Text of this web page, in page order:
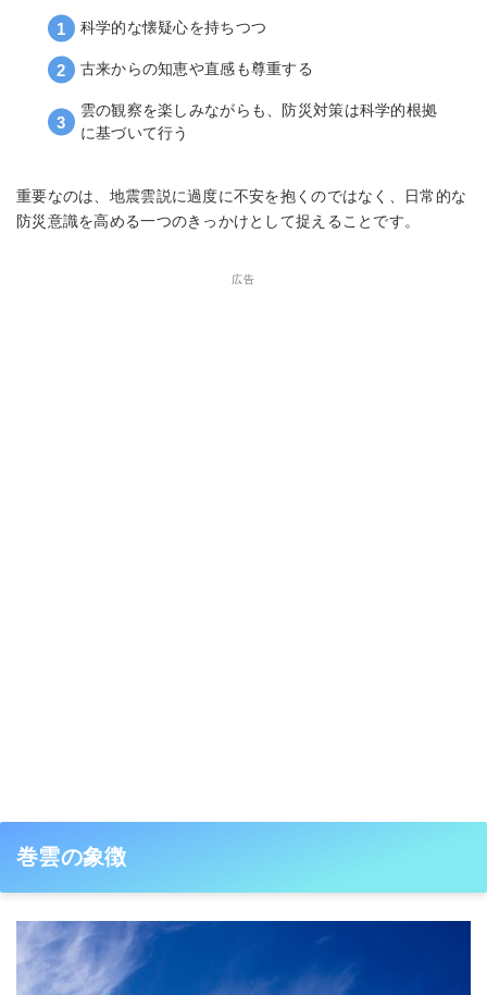
科学的な懐疑心を持ちつつ
古来からの知恵や直感も尊重する
雲の観察を楽しみながらも、防災対策は科学的根拠
に基づいて行う
重要なのは、地震雲説に過度に不安を抱くのではなく、日常的な
防災意識を高める一つのきっかけとして捉えることです。
広告
巻雲の象徴